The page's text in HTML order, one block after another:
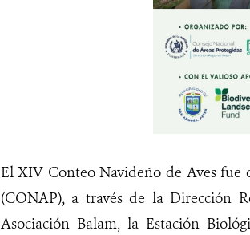
El XIV Conteo Navideño de Aves fue
(CONAP), a través de la Dirección
Asociación Balam, la Estación